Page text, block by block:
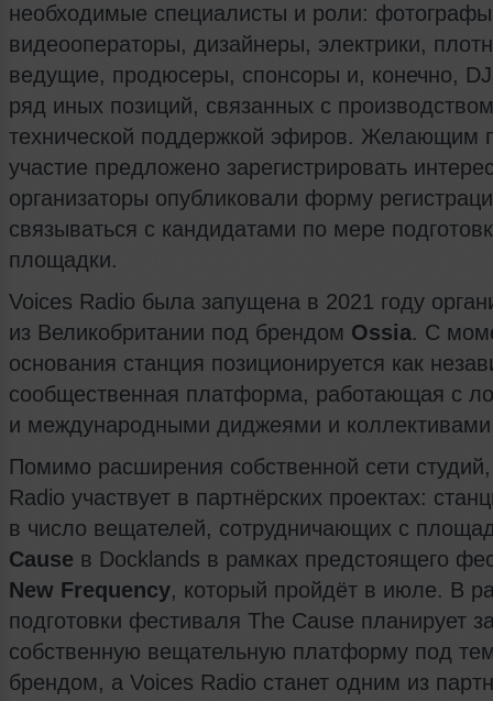
необходимые специалисты и роли:
видеооператоры, дизайнеры, электрики,
ведущие, продюсеры, спонсоры и, конечно,
ряд иных позиций, связанных с
технической поддержкой эфиров. Желающим
участие предложено зарегистрировать
организаторы опубликовали форму
связываться с кандидатами по мере
площадки.
Voices Radio была запущена в 2021 году
из Великобритании под брендом Ossia. С
основания станция позиционируется как
сообщественная платформа, работающая с
и международными диджеями и
Помимо расширения собственной сети
Radio участвует в партнёрских проектах:
в число вещателей, сотрудничающих с
Cause в Docklands в рамках предстоящего
New Frequency, который пройдёт в июле. В
подготовки фестиваля The Cause планирует
собственную вещательную платформу под
брендом, а Voices Radio станет одним из